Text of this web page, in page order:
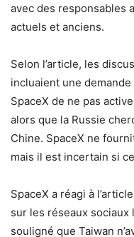
avec des responsables
actuels et anciens.
Selon l’article, les
incluaient une
SpaceX de ne pas
alors que la Russie
Chine. SpaceX ne
mais il est incertain si
SpaceX a réagi à
sur les réseaux sociaux
souligné que Taiwan